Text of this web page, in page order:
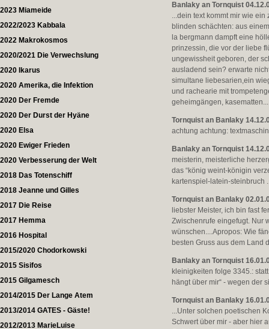
2023 Miameide
2022/2023 Kabbala
2022 Makrokosmos
2020/2021 Die Verwechslung
2020 Ikarus
2020 Amerika, die Infektion
2020 Der Fremde
2020 Der Durst der Hyäne
2020 Elsa
2020 Ewiger Frieden
2020 Verbesserung der Welt
2018 Das Totenschiff
2018 Jeanne und Gilles
2017 Die Reise
2017 Hemma
2016 Hospital
2015/2020 Chodorkowski
2015 Sisifos
2015 Gilgamesch
2014/2015 Der Lange Atem
2013/2014 GATES - Gäste!
2012/2013 MarieLuise
Banlaky an Tornquist
...dein text kommt mir wie
blinden schächten: aus
la bergmann dampft eine
prinzessin, die vor der liebe
ungewissheit geboren, der
ausladend sein? erwarte
simultane liebesarien,ein
und rachearie mit
geheimgängen, kasematten...
Tornquist an Banlaky
achtung achtung:
Banlaky an Tornquist
meisterin, meisterliche
das “könig weint-königin
kartenspiel-latein-steinbruch
Tornquist an Banlaky
liebster Meister, ich bin fast
Zwischenrufe eingefugt. Nur
wünschen....Apropos: Wie
besten Gruss aus dem Land
Banlaky an Tornquist
kleinigkeiten folge 3345.:
hängt über mir“ - wegen der
Tornquist an Banlaky
...Unter solchen poetischen
Schwert über mir - aber hier